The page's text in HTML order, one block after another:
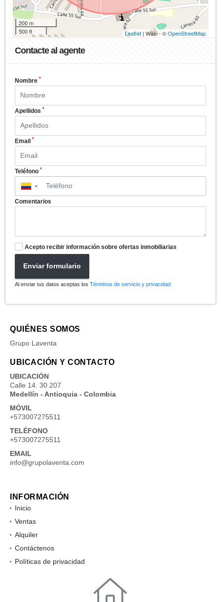
200 m
500 ft
Leaflet | Wasi - ©OpenStreetMap
Contacte al agente
Nombre *
Apellidos *
Email *
Teléfono *
▼
Comentarios
Acepto recibir información sobre ofertas inmobiliarias
Enviar formulario
Al enviar tus datos aceptas los Términos de servicio y privacidad
QUIÉNES SOMOS
Grupo Laventa
UBICACIÓN Y CONTACTO
UBICACIÓN
Calle 14. 30 207
Medellín - Antioquia - Colombia
MÓVIL
+573007275511
TELÉFONO
+573007275511
EMAIL
info@grupolaventa.com
INFORMACIÓN
Inicio
Ventas
Alquiler
Contáctenos
Políticas de privacidad